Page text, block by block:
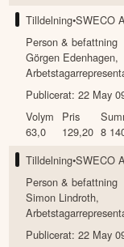
Tilldelning•SWECO
Person & befattning
Görgen Edenhagen,
Publicerat:22 May
Volym
63,0
Pris
129,20 8
Tilldelning•SWECO
Person & befattning
Simon Lindroth,
Publicerat:22 May